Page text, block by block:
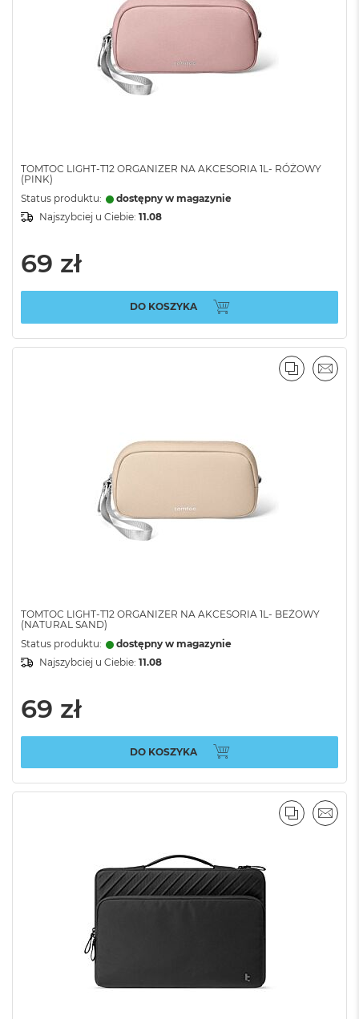
TOMTOC LIGHT-T12 ORGANIZER NA AKCESORIA 1L- RÓŻOWY
(PINK)
Status produktu:
dostępny w magazynie
Najszybciej u Ciebie: 11.08
69 zł
DO KOSZYKA
TOMTOC LIGHT-T12 ORGANIZER NA AKCESORIA 1L- BEŻOWY
(NATURAL SAND)
Status produktu:
dostępny w magazynie
Najszybciej u Ciebie: 11.08
69 zł
DO KOSZYKA